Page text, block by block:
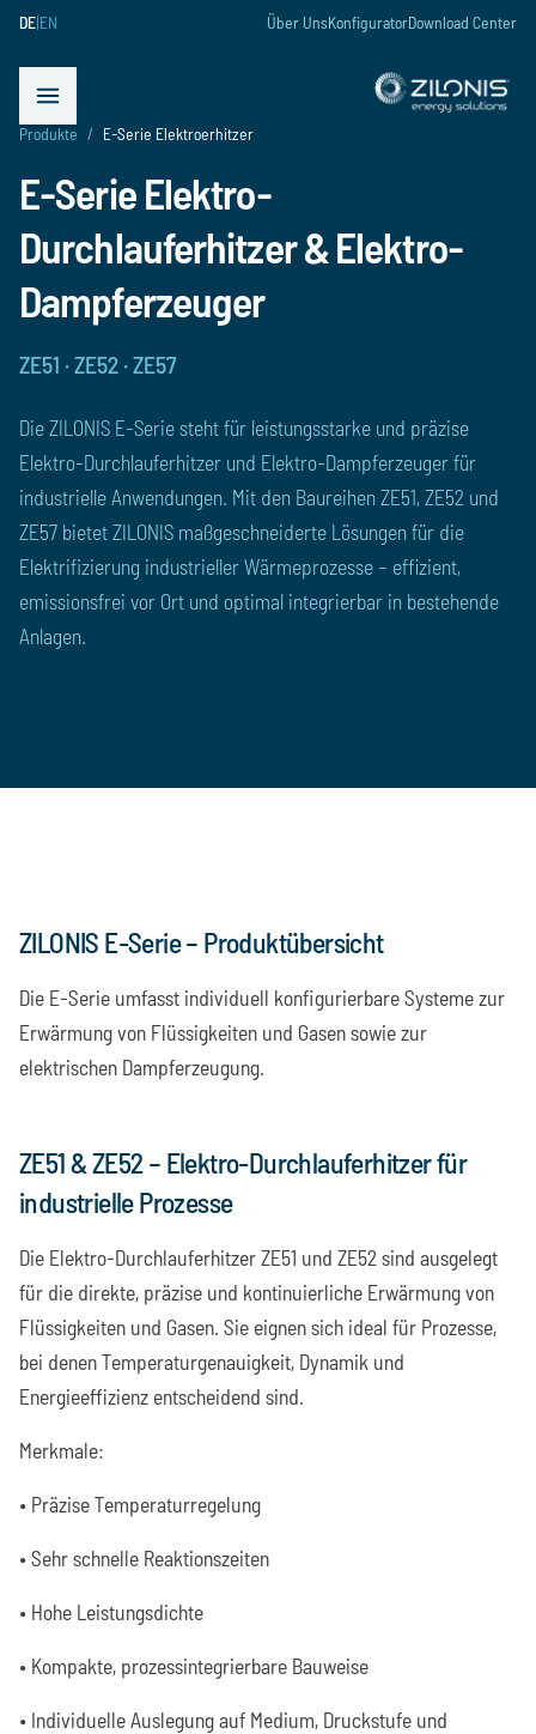
DE|EN Über UnsKonfiguratorDownload Center
Menü öffnen
Produkte / E-Serie Elektroerhitzer
E-Serie Elektro-
Durchlauferhitzer & Elektro-
Dampferzeuger
ZE51 · ZE52 · ZE57
Die ZILONIS E-Serie steht für leistungsstarke und präzise
Elektro-Durchlauferhitzer und Elektro-Dampferzeuger für
industrielle Anwendungen. Mit den Baureihen ZE51, ZE52 und
ZE57 bietet ZILONIS maßgeschneiderte Lösungen für die
Elektrifizierung industrieller Wärmeprozesse – effizient,
emissionsfrei vor Ort und optimal integrierbar in bestehende
Anlagen.
0%
ZILONIS E-Serie – Produktübersicht
Die E-Serie umfasst individuell konfigurierbare Systeme zur
Erwärmung von Flüssigkeiten und Gasen sowie zur
elektrischen Dampferzeugung.
ZE51 & ZE52 – Elektro-Durchlauferhitzer für
industrielle Prozesse
Die Elektro-Durchlauferhitzer ZE51 und ZE52 sind ausgelegt
für die direkte, präzise und kontinuierliche Erwärmung von
Flüssigkeiten und Gasen. Sie eignen sich ideal für Prozesse,
bei denen Temperaturgenauigkeit, Dynamik und
Energieeffizienz entscheidend sind.
Merkmale:
• Präzise Temperaturregelung
• Sehr schnelle Reaktionszeiten
• Hohe Leistungsdichte
• Kompakte, prozessintegrierbare Bauweise
• Individuelle Auslegung auf Medium, Druckstufe und